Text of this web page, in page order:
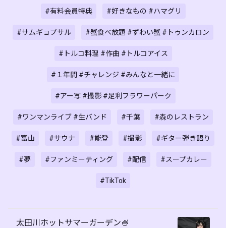
#有料会員特典 #好きなもの #ハマグリ
#サムギョプサル #蟹食べ放題 #ずわい蟹 #トゥンカロン
#トルコ料理 #作曲 #トルコアイス
#１年間 #チャレンジ #みんなと一緒に
#アー写 #撮影 #足利フラワーパーク
#ワンマンライブ #生バンド #千葉 #森のレストラン
#富山 #サウナ #能登 #撮影 #ギター弾き語り
#夢 #ファンミーティング #配信 #スープカレー
#TikTok
太田川ホットサマーガーデン🍧